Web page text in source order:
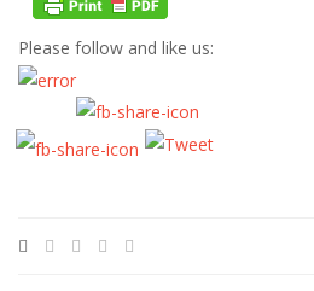
Please follow and like us: